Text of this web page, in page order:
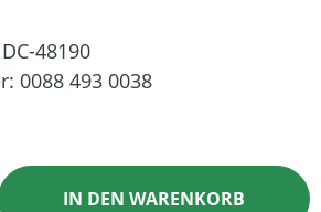
DC-48190
0088 493 0038
Gib den gewünschten
IN DEN WARENKORB